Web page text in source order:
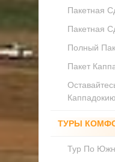
Пакетная
Пакетная
Полный
Пакет
Каппадокию
ТУРЫ
Тур По